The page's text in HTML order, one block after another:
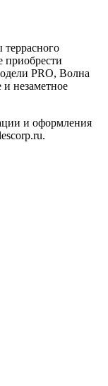
приобрести
PRO, Волна
незаметное
и оформления